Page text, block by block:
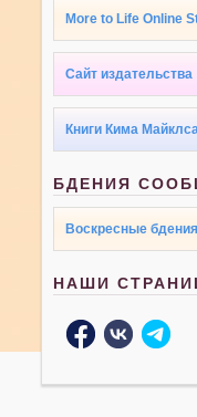
More to Life Online
Сайт издательства
Книги Кима
БДЕНИЯ
Воскресные бдения
НАШИ